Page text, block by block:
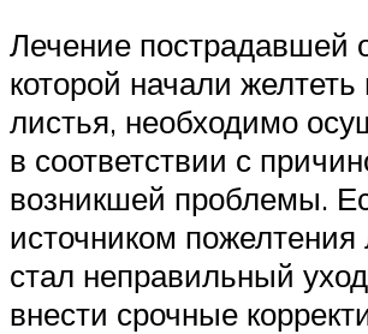
Лечение пострадавшей
которой начали желтеть
листья, необходимо
в соответствии с
возникшей проблемы.
источником пожелтения
стал неправильный
внести срочные